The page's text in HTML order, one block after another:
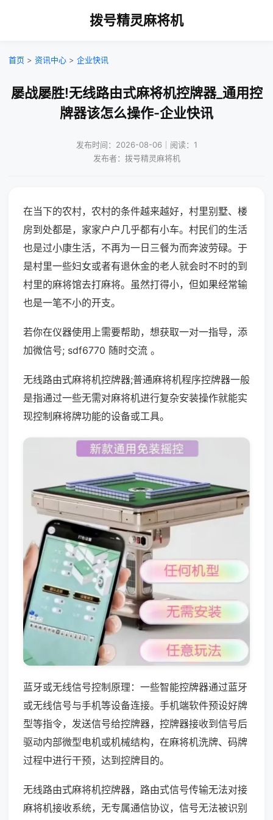
拨号精灵麻将机
首页 > 资讯中心 > 企业快讯
屡战屡胜!无线路由式麻将机控牌器_通用控
牌器该怎么操作-企业快讯
发布时间：2026-08-06｜阅读：1
发布者：拨号精灵麻将机
在当下的农村，农村的条件越来越好，村里别墅、楼
房到处都是，家家户户几乎都有小车。村民们的生活
也是过小康生活，不再为一日三餐为而奔波劳碌。于
是村里一些妇女或者有退休金的老人就会时不时的到
村里的麻将馆去打麻将。虽然打得小，但如果经常输
也是一笔不小的开支。
若你在仪器使用上需要帮助，想获取一对一指导，添
加微信号; sdf6770 随时交流 。
无线路由式麻将机控牌器;普通麻将机程序控牌器一般
是指通过一些无需对麻将机进行复杂安装操作就能实
现控制麻将牌功能的设备或工具。
蓝牙或无线信号控制原理：一些智能控牌器通过蓝牙
或无线信号与手机等设备连接。手机端软件预设好牌
型等指令，发送信号给控牌器，控牌器接收到信号后
驱动内部微型电机或机械结构，在麻将机洗牌、码牌
过程中进行干预，达到控牌目的。
无线路由式麻将机控牌器，路由式信号传输无法对接
麻将机接收系统，无专属通信协议，信号无法被识别